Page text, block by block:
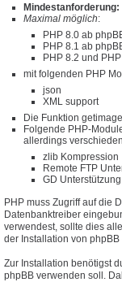
Mindestanforderung:
Maximal möglich:
PHP 8.0 ab
PHP 8.1 ab
PHP 8.2 und
mit folgenden PHP
json
XML support
Die Funktion
Folgende PHP-
allerdings
zlib Kompression
Remote FTP
GD Unterstützung
PHP muss Zugriff auf die
Datenbanktreiber
verwendest, sollte dies
der Installation von
Zur Installation benötigst
phpBB verwenden soll.